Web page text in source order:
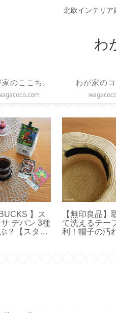
北欧インテリア
わ
のここち。
わが家の
】ス
デパン 3種
？【スター
【無印良品】
て洗えるテー
利！帽子の汚